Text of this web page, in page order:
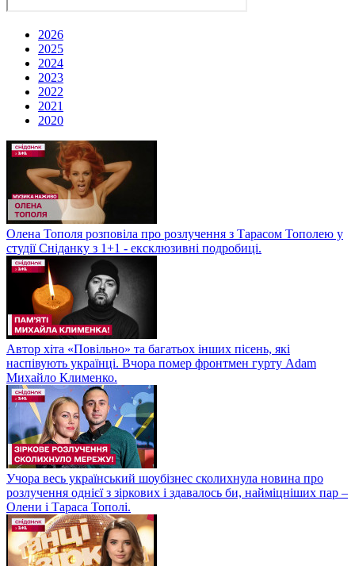
2026
2025
2024
2023
2022
2021
2020
Олена Тополя розповіла про розлучення з Тарасом Тополею у
студії Сніданку з 1+1 - ексклюзивні подробиці.
Автор хіта «Повільно» та багатьох інших пісень, які
наспівують українці. Вчора помер фронтмен гурту Adam
Михайло Клименко.
Учора весь український шоубізнес сколихнула новина про
розлучення однієї з зіркових і здавалось би, найміцніших пар –
Олени і Тараса Тополі.